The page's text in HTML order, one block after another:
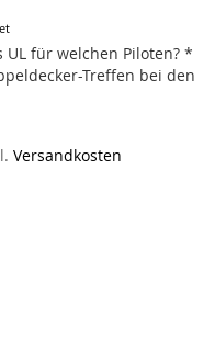
für welchen Piloten? *
Treffen bei den
Versandkosten